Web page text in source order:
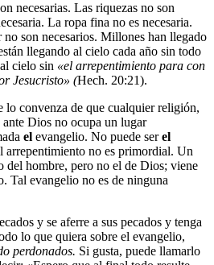
necesarias. Las riquezas no son
La ropa fina no es necesaria.
son necesarios. Millones han llegado
llegando al cielo cada año sin todo
cielo sin «el arrepentimiento para con
Jesucristo» (Hech. 20:21).
lo convenza de que cualquier religión,
Dios no ocupa un lugar
el evangelio. No puede serel
arrepentimiento no es primordial. Un
del hombre, pero no el de Dios; viene
Tal evangelio no es de ninguna
y se aferre a sus pecados y tenga
lo que quiera sobre el evangelio,
perdonados. Si gusta, puede llamarlo